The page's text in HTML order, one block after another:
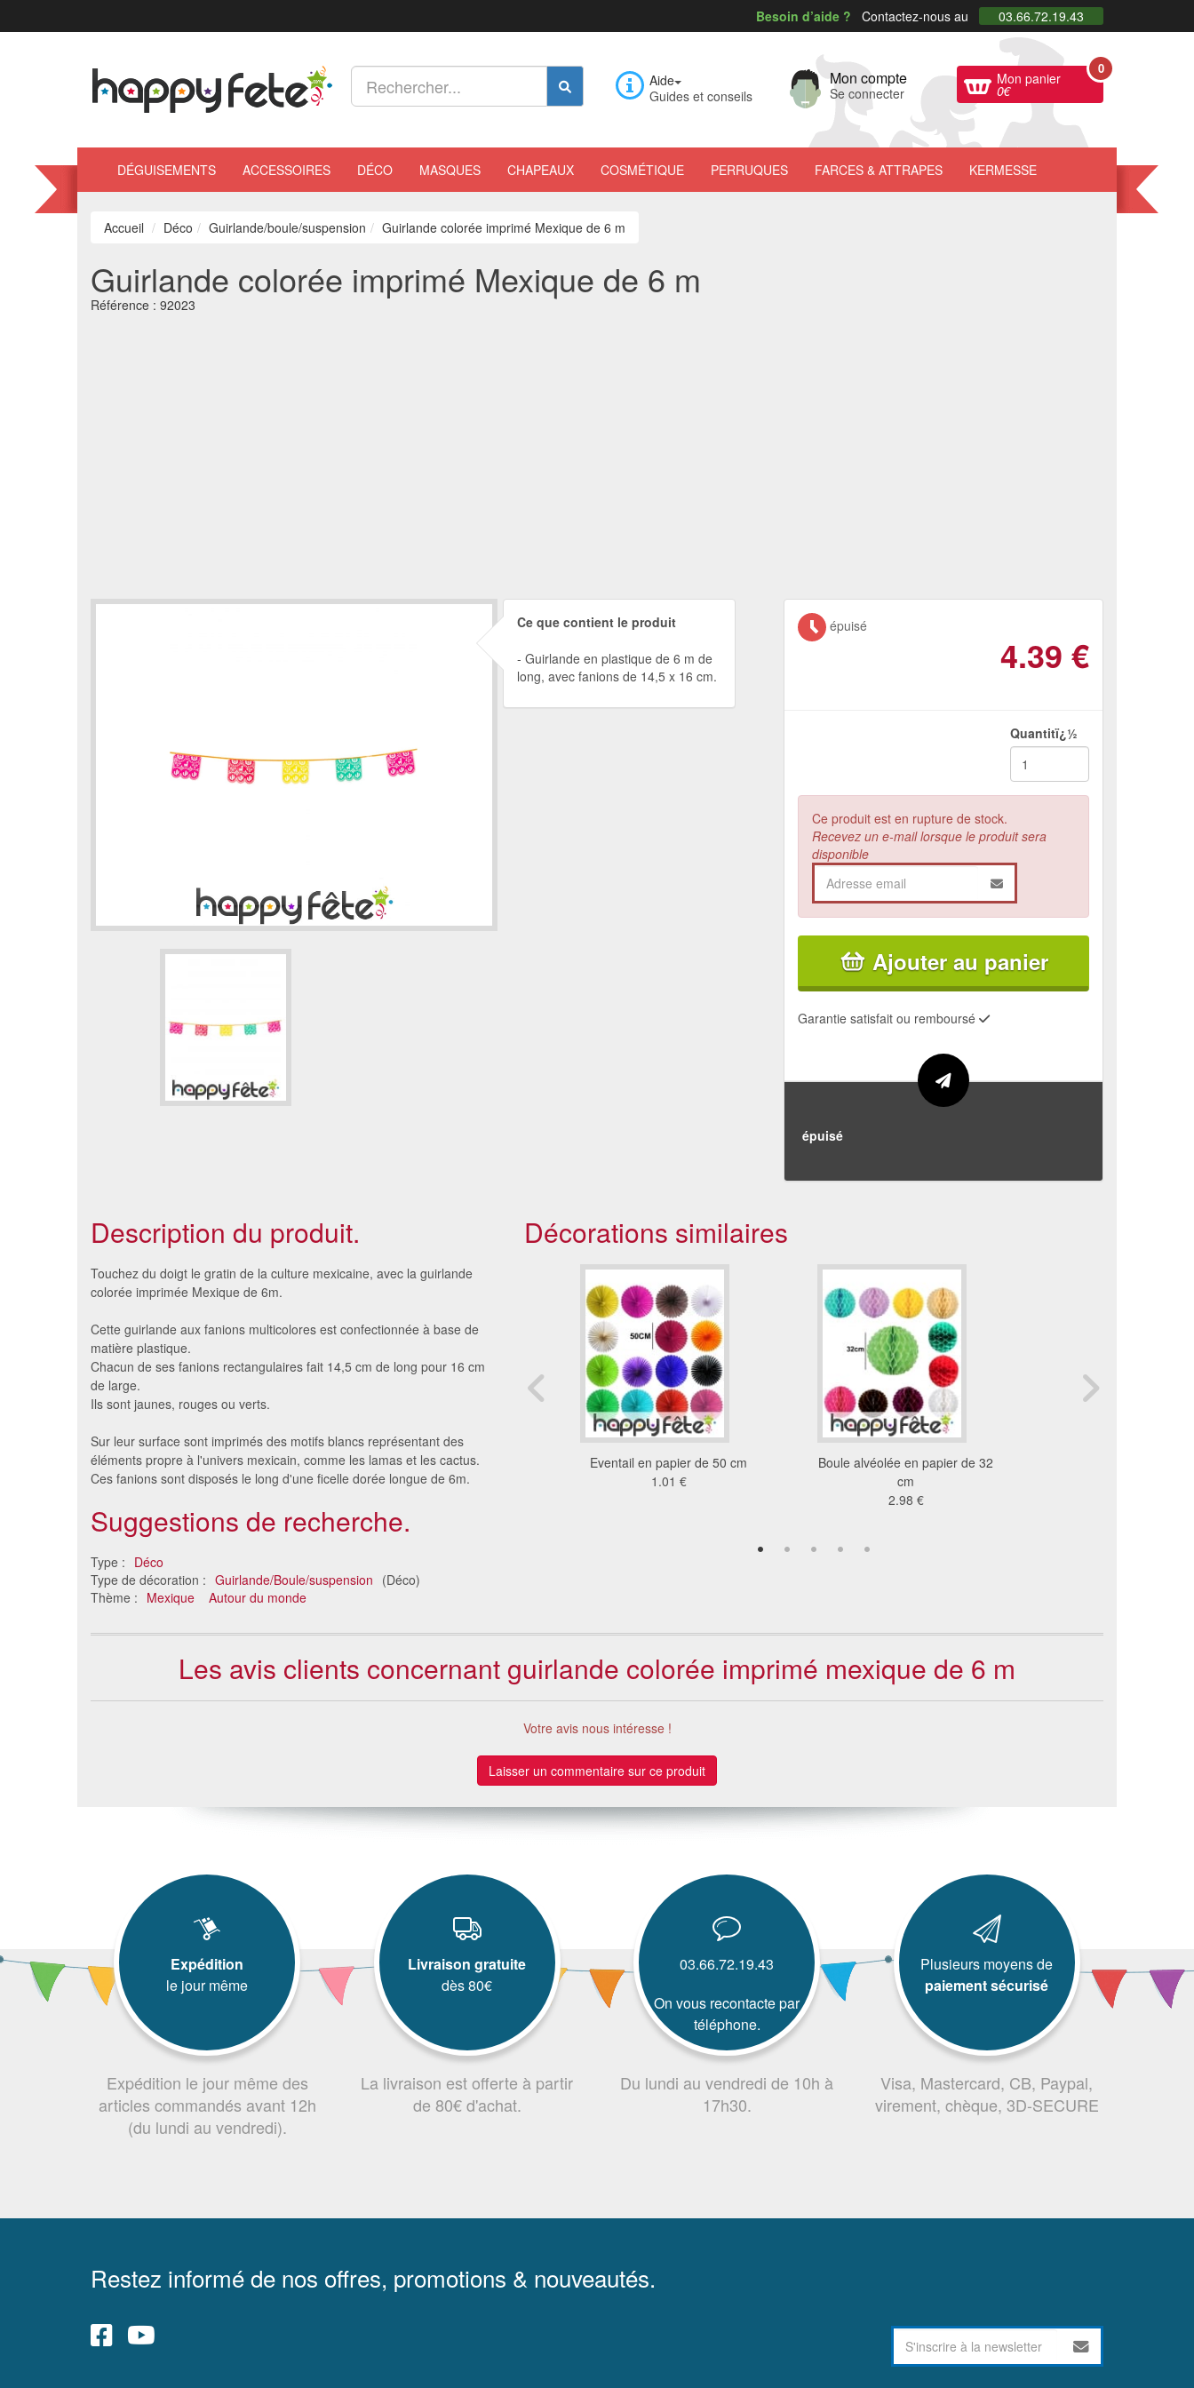
Besoin d’aide ? Contactez-nous au 03.66.72.19.43
Aide
Guides et conseils
Mon compte
Se connecter
Mon panier
0€
0
DÉGUISEMENTS ACCESSOIRES DÉCO MASQUES CHAPEAUX COSMÉTIQUE PERRUQUES FARCES & ATTRAPES KERMESSE
Accueil Déco Guirlande/boule/suspension Guirlande colorée imprimé Mexique de 6 m
Guirlande colorée imprimé Mexique de 6 m
Référence : 92023
Ce que contient le produit
Guirlande en plastique de 6 m de
long, avec fanions de 14,5 x 16 cm.
épuisé
4.39 €
Quantitï¿½
Ce produit est en rupture de stock.
Recevez un e-mail lorsque le produit sera
disponible
Ajouter au panier
Garantie satisfait ou remboursé
épuisé
Description du produit.
Touchez du doigt le gratin de la culture mexicaine, avec la guirlande
colorée imprimée Mexique de 6m.
Cette guirlande aux fanions multicolores est confectionnée à base de
matière plastique.
Chacun de ses fanions rectangulaires fait 14,5 cm de long pour 16 cm
de large.
Ils sont jaunes, rouges ou verts.
Sur leur surface sont imprimés des motifs blancs représentant des
éléments propre à l'univers mexicain, comme les lamas et les cactus.
Ces fanions sont disposés le long d'une ficelle dorée longue de 6m.
Suggestions de recherche.
Type : Déco
Type de décoration : Guirlande/Boule/suspension (Déco)
Thème : Mexique Autour du monde
Décorations similaires
Guirlande boa ANIS
7.81 €
Guirlandes fluo en papier
5.77 €
Eventail en papier de 50 cm
1.01 €
Boule alvéolée en papier de 32
cm
2.98 €
Les avis clients concernant guirlande colorée imprimé mexique de 6 m
Votre avis nous intéresse !
Laisser un commentaire sur ce produit
Expédition
le jour même
Expédition le jour même des
articles commandés avant 12h
(du lundi au vendredi).
Livraison gratuite
dès 80€
La livraison est offerte à partir
de 80€ d'achat.
03.66.72.19.43
On vous recontacte par
téléphone.
Du lundi au vendredi de 10h à
17h30.
Plusieurs moyens de
paiement sécurisé
Visa, Mastercard, CB, Paypal,
virement, chèque, 3D-SECURE
Restez informé de nos offres, promotions & nouveautés.